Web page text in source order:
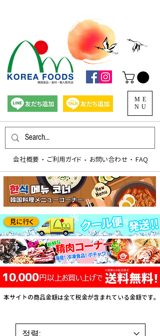
​ご利用ガイド お問い合わせ FAQ
会社概要 ​・ ​・
​・
ME
NU
見に行く
本サイトの商品金額は全て税金が含まれている金額です。